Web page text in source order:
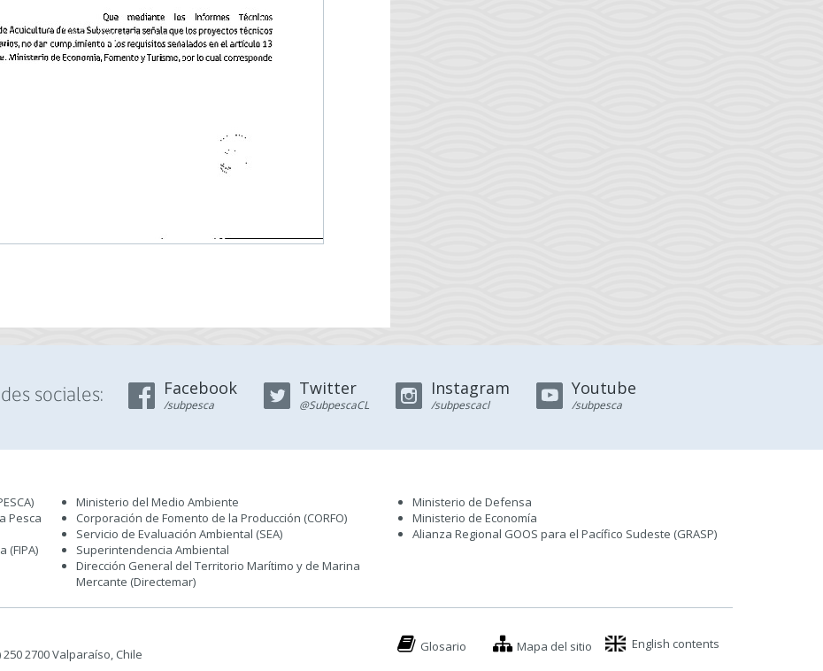
sociales: Facebook
/subpesca
Twitter
@SubpescaCL
Instagram
/subpescacl
Youtube
/subpesca
Pesca
(FIPA)
Ministerio del Medio Ambiente
Corporación de Fomento de la Producción (CORFO)
Servicio de Evaluación Ambiental (SEA)
Superintendencia Ambiental
Dirección General del Territorio Marítimo y de Marina
Mercante (Directemar)
Ministerio de Defensa
Ministerio de Economía
Alianza Regional GOOS para el Pacífico Sudeste (GRASP)
2700 Valparaíso, Chile
Glosario Mapa del sitio English contents